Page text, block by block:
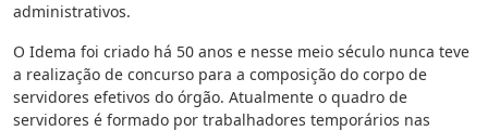
administrativos.
O Idema foi criado há 50 anos e nesse meio século nunca teve
a realização de concurso para a composição do corpo de
servidores efetivos do órgão. Atualmente o quadro de
servidores é formado por trabalhadores temporários nas